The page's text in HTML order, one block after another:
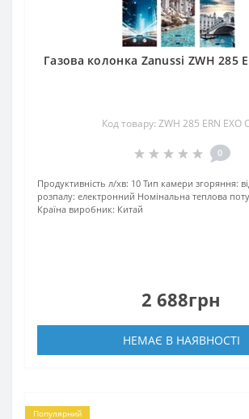
Газова колонка Zanussi ZWH 285
Код товару: ZWH 285 ERN EXO
0
Продуктивність л/хв: 10 Тип камери згоряння:
розпалу: електронний Номінальна теплова
Країна виробник: Китай
2 688грн
НЕМАЄ В НАЯВНОСТІ
Популярний